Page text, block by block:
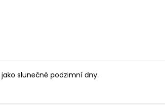
slunečné podzimní dny.